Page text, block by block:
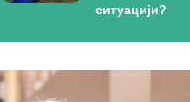
ситуацији?